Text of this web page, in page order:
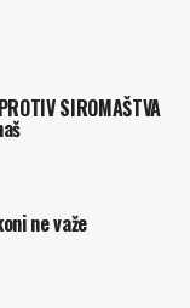
SIROMAŠTVA
ne važe